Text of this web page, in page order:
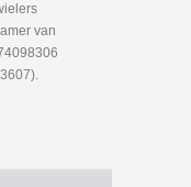
van